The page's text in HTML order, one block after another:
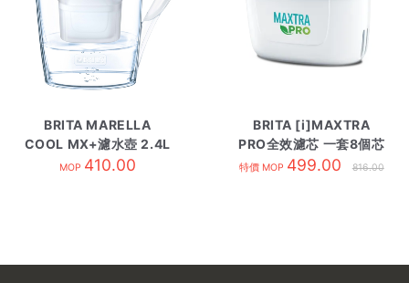
BRITA MARELLA
COOL MX+濾水壺 2.4L
白色
MOP 410.00
BRITA [i]MAXTRA
PRO全效濾芯 一套8個芯
特價 MOP 499.00 816.00